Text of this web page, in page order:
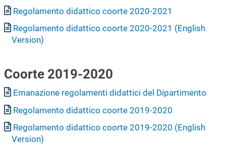
Documento
Regolamento didattico coorte 2020-2021
Documento
Regolamento didattico coorte 2020-2021 (English
Version)
Coorte 2019-2020
Documento
Emanazione regolamenti didattici del Dipartimento
Documento
Regolamento didattico coorte 2019-2020
Documento
Regolamento didattico coorte 2019-2020 (English
Version)